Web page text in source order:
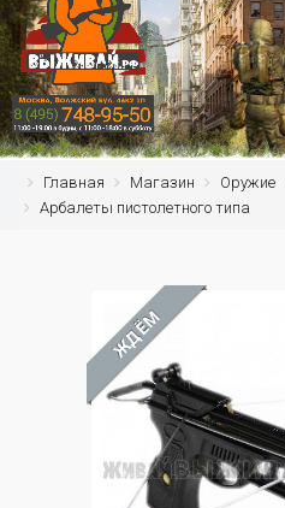
Главная Магазин Оружие
Арбалеты пистолетного типа
ЖДЁМ